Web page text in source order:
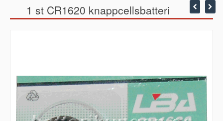
1 st CR1620 knappcellsbatteri